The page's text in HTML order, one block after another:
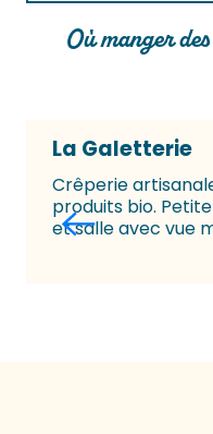
Où manger
La Galetterie
Crêperie
produits bio.
et salle avec vue